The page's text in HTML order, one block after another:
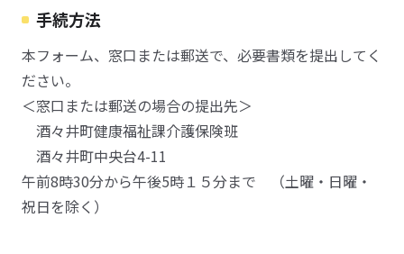
手続方法
本フォーム、窓口または郵送で、必要書類を提出してく
ださい。
＜窓口または郵送の場合の提出先＞
酒々井町健康福祉課介護保険班
酒々井町中央台4-11
午前8時30分から午後5時１５分まで （土曜・日曜・
祝日を除く）